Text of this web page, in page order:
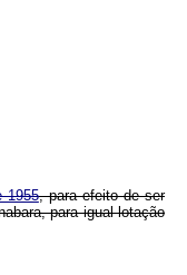
1955, para efeito de ser
para igual lotação